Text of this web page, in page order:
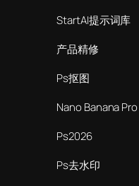
StartAI提示词库
产品精修
Ps抠图
Nano Banana Pro
Ps2026
Ps去水印